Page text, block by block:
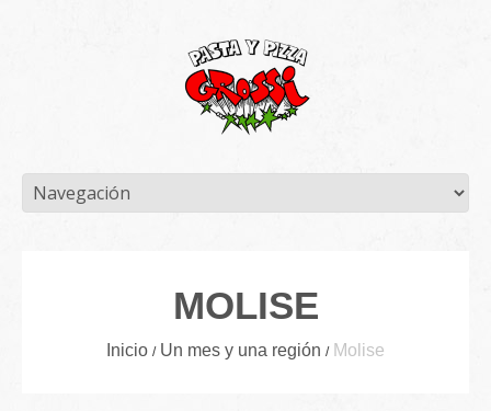
MOLISE
Inicio Un mes y una región Molise